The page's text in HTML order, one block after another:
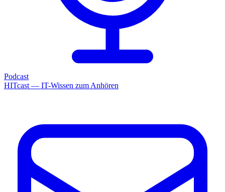
Podcast
HITcast — IT-Wissen zum Anhören